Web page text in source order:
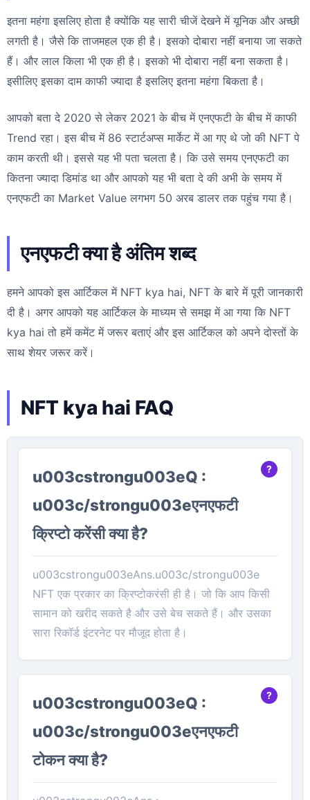
इतना महंगा इसलिए होता है क्योंकि यह सारी चीजें देखने में यूनिक और अच्छी
लगती है। जैसे कि ताजमहल एक ही है। इसको दोबारा नहीं बनाया जा सकते
हैं। और लाल किला भी एक ही है। इसको भी दोबारा नहीं बना सकता है।
इसीलिए इसका दाम काफी ज्यादा है इसलिए इतना महंगा बिकता है।
आपको बता दे 2020 से लेकर 2021 के बीच में एनएफटी के बीच में काफी
Trend रहा। इस बीच में 86 स्टार्टअप्स मार्केट में आ गए थे जो की NFT पे
काम करती थी। इससे यह भी पता चलता है। कि उसे समय एनएफटी का
कितना ज्यादा डिमांड था और आपको यह भी बता दे की अभी के समय में
एनएफटी का Market Value लगभग 50 अरब डालर तक पहुंच गया है।
एनएफटी क्या है अंतिम शब्द
हमने आपको इस आर्टिकल में NFT kya hai, NFT के बारे में पूरी जानकारी
दी है। अगर आपको यह आर्टिकल के माध्यम से समझ में आ गया कि NFT
kya hai तो हमें कमेंट में जरूर बताएं और इस आर्टिकल को अपने दोस्तों के
साथ शेयर जरूर करें।
NFT kya hai FAQ
u003cstrongu003eQ :
u003c/strongu003eएनएफटी
क्रिप्टो करेंसी क्या है?
u003cstrongu003eAns.u003c/strongu003e
NFT एक प्रकार का क्रिप्टोकरंसी ही है। जो कि आप किसी
सामान को खरीद सकते है और उसे बेच सकते हैं। और उसका
सारा रिकॉर्ड इंटरनेट पर मौजूद होता है।
u003cstrongu003eQ :
u003c/strongu003eएनएफटी
टोकन क्या है?